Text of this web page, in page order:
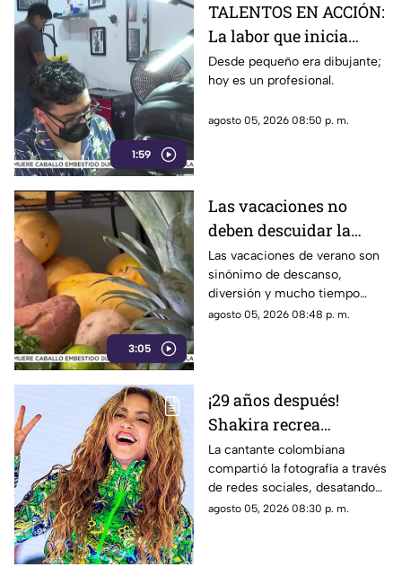
1:59
TALENTOS EN ACCIÓN:
La labor que inicia
desde la creatividad
Desde pequeño era dibujante;
hoy es un profesional.
agosto 05, 2026 08:50 p. m.
3:05
Las vacaciones no
deben descuidar la
alimentación infantil
Las vacaciones de verano son
sinónimo de descanso,
diversión y mucho tiempo
libre.
agosto 05, 2026 08:48 p. m.
¡29 años después!
Shakira recrea
ICÓNICO meme; esta es
la historia de la
fotografía
La cantante colombiana
compartió la fotografía a través
de redes sociales, desatando
cientos de comentarios.
agosto 05, 2026 08:30 p. m.